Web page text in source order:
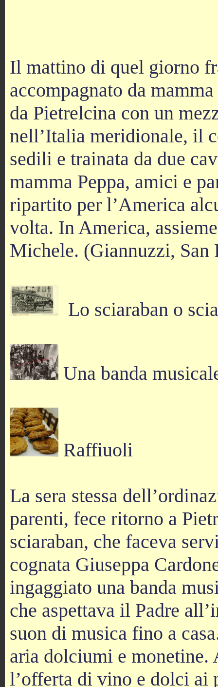
Il mattino di quel giorno
accompagnato da
da Pietrelcina con un
nell’Italia meridionale, il
sedili e trainata da due
mamma Peppa, amici e
ripartito per l’America
volta. In America,
Michele. (Giannuzzi, San
Lo sciaraban o
Una banda
Raffiuoli
La sera stessa
parenti, fece ritorno a
sciaraban, che faceva
cognata Giuseppa
ingaggiato una banda
che aspettava il Padre
suon di musica fino a
aria dolciumi e monetine.
l’offerta di vino e dolci ai